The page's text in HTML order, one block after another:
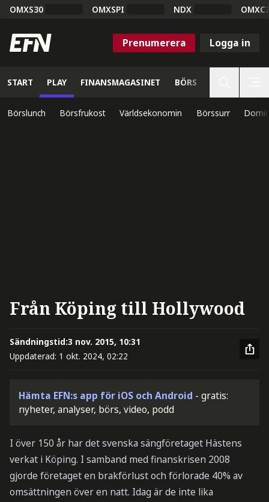
OMXS30 OMXSPI NDX
Prenumerera Logga in
START PLAY FINANSMAGASINET BÖRS
Börslunch Börsfrukost Världsekonomin Börssurr
Från Köping till Hollywood
Sändningstid:3 nov. 2015, 10:31
Uppdaterad: 1 okt. 2024, 02:22
Hämta EFN:s app för iOS och Android - gratis:
nyheter, analyser, börs, video, podd
I över 150 år har det svenska sängföretaget Hästens
verkat i Köping. I samband med finanskrisen 2008
gjorde företaget en brakförlust och förlorade 40% av
omsättningen över en natt. Idag är de inte lika